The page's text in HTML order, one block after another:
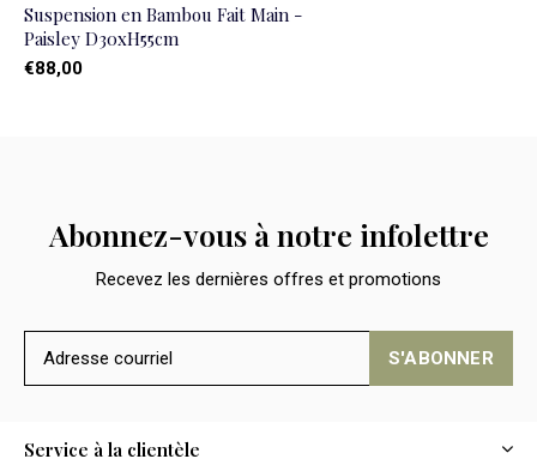
Suspension en Bambou Fait Main -
Paisley D30xH55cm
€88,00
Abonnez-vous à notre infolettre
Recevez les dernières offres et promotions
S'ABONNER
Service à la clientèle